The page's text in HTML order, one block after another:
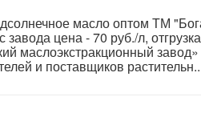
масло оптом ТМ
завода цена - 70 руб./л,
маслоэкстракционный
и поставщиков